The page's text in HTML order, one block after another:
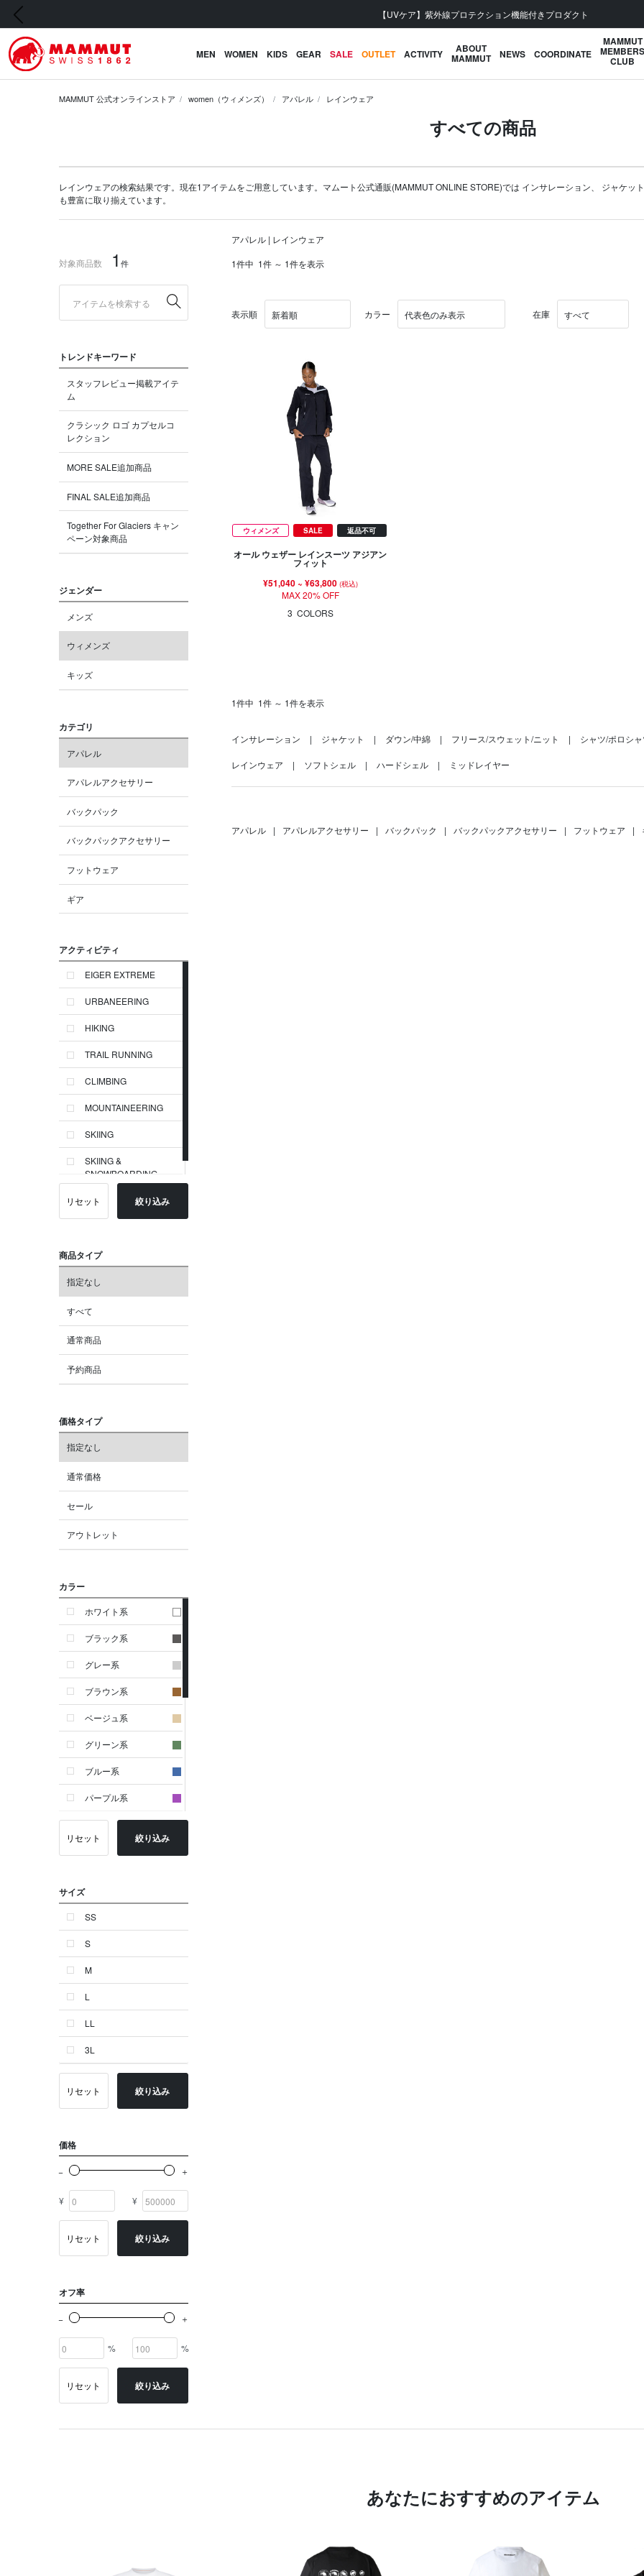
会員登録で【5,500円 (税込
前の画像
MEN WOMEN KIDS GEAR SALE OUTLET ACTIVITY ABOUT
MAMMUT NEWS COORDINATE
MAMMUT
MEMBERS
CLUB
MAMMUT 公式オンラインストア women（ウィメンズ） アパレル レインウェア
すべての商品
レインウェアの検索結果です。現在1アイテムをご用意しています。マムート公式通販(MAMMUT ONLINE STORE)では インサレーション ジャケット
も豊富に取り揃えています。
対象商品数 1 件
トレンドキーワード
スタッフレビュー掲載アイテ
ム
クラシック ロゴ カプセルコ
レクション
MORE SALE追加商品
FINAL SALE追加商品
Together For Glaciers キャン
ペーン対象商品
ジェンダー
メンズ
ウィメンズ
キッズ
カテゴリ
アパレル
アパレルアクセサリー
バックパック
バックパックアクセサリー
フットウェア
ギア
アクティビティ
EIGER EXTREME
URBANEERING
HIKING
TRAIL RUNNING
CLIMBING
MOUNTAINEERING
SKIING
SKIING &
SNOWBOARDING
リセット 絞り込み
商品タイプ
指定なし
すべて
通常商品
予約商品
価格タイプ
指定なし
通常価格
セール
アウトレット
カラー
ホワイト系
ブラック系
グレー系
ブラウン系
ベージュ系
グリーン系
ブルー系
パープル系
イエロー系
オレンジ系
シルバー系
ゴールド系
その他
イニシャル
OTHERS
リセット 絞り込み
サイズ
SS
S
M
L
LL
3L
リセット 絞り込み
価格
¥ ¥
リセット 絞り込み
オフ率
% %
リセット 絞り込み
アパレル | レインウェア
1件中 1件 ～ 1件を表示
表示順 カラー 在庫
ウィメンズ SALE 返品不可
オール ウェザー レインスーツ アジアン
フィット
¥51,040~ ¥63,800 (税込)
MAX 20% OFF
3 COLORS
1件中 1件 ～ 1件を表示
インサレーション ジャケット ダウン/中綿 フリース/スウェット/ニット シャツ/ポロシャ
レインウェア ソフトシェル ハードシェル ミッドレイヤー
アパレル | アパレルアクセサリー | バックパック | バックパックアクセサリー | フットウェア |
あなたにおすすめのアイテム